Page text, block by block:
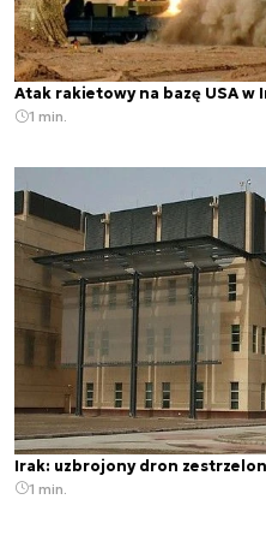
Atak rakietowy na bazę USA w
1 min.
Irak: uzbrojony dron
1 min.